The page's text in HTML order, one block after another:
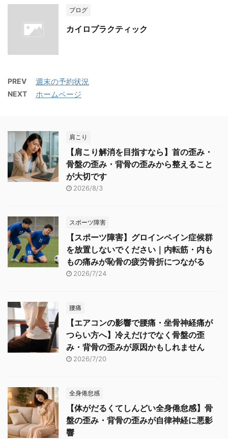
ブログ
カイロプラクティック
PREV 週末の予約状況
NEXT ホームページ
肩こり
【肩こり解消を目指すなら】首の歪み・
骨盤の歪み・背骨の歪みから整えること
が大切です
2026/8/3
スポーツ障害
【スポーツ障害】グロインペイン症候群
を放置しないでください｜内転筋・内も
もの痛みが恥骨の疲労骨折につながる
2026/7/24
腰痛
【エアコンの影響で腰痛・坐骨神経痛が
つらい方へ】冷えだけでなく骨盤の歪
み・背骨の歪みが原因かもしれません
2026/7/20
全身倦怠感
【体がだるくてしんどい全身倦怠感】骨
盤の歪み・背骨の歪みが自律神経に悪影
響